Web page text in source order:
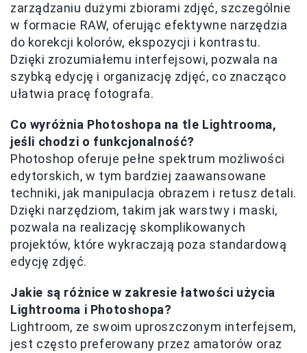
zarządzaniu dużymi zbiorami zdjęć, szczególnie
w formacie RAW, oferując efektywne narzędzia
do korekcji kolorów, ekspozycji i kontrastu.
Dzięki zrozumiałemu interfejsowi, pozwala na
szybką edycję i organizację zdjęć, co znacząco
ułatwia pracę fotografa.
Co wyróżnia Photoshopa na tle Lightrooma,
jeśli chodzi o funkcjonalność?
Photoshop oferuje pełne spektrum możliwości
edytorskich, w tym bardziej zaawansowane
techniki, jak manipulacja obrazem i retusz detali.
Dzięki narzędziom, takim jak warstwy i maski,
pozwala na realizację skomplikowanych
projektów, które wykraczają poza standardową
edycję zdjęć.
Jakie są różnice w zakresie łatwości użycia
Lightrooma i Photoshopa?
Lightroom, ze swoim uproszczonym interfejsem,
jest często preferowany przez amatorów oraz